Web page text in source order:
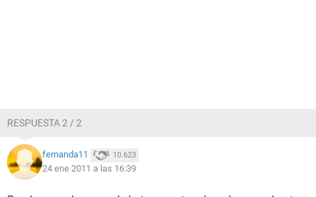
RESPUESTA 2 / 2
fernanda11 10.623
24 ene 2011 a las 16:39